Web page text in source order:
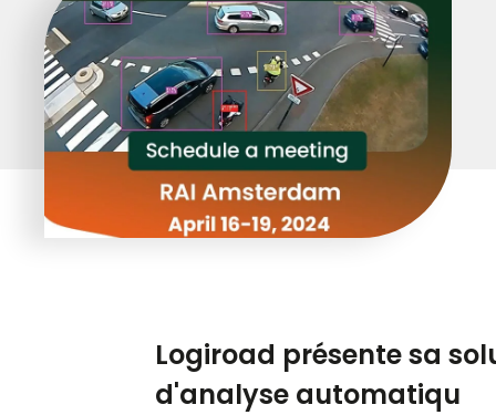
Logiroad présente sa
d'analyse automatiqu